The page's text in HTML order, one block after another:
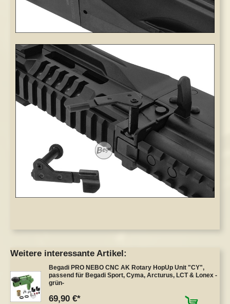
Weitere interessante Artikel:
Begadi PRO NEBO CNC AK Rotary HopUp Unit "CY",
passend für Begadi Sport, Cyma, Arcturus, LCT & Lonex -
grün-
69,90 €